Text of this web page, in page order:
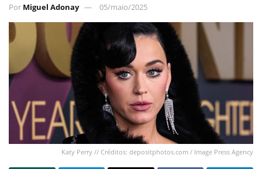
Por Miguel Adonay 05/maio/2025
Katy Perry // Créditos: depositphotos.com / Image Press Agency